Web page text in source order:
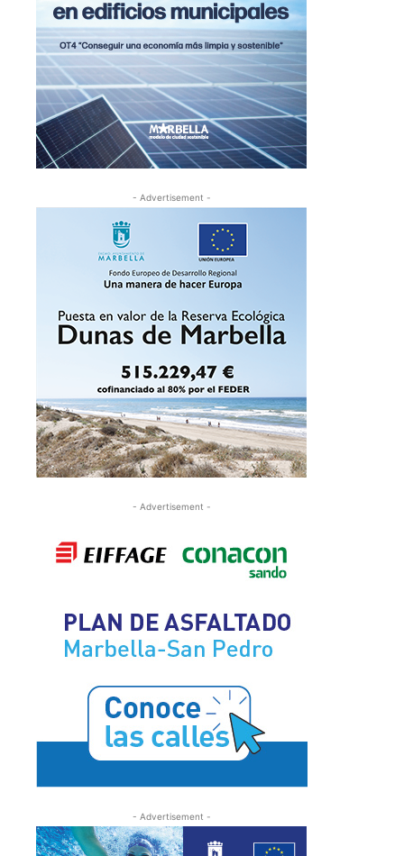
- Advertisement -
- Advertisement -
- Advertisement -